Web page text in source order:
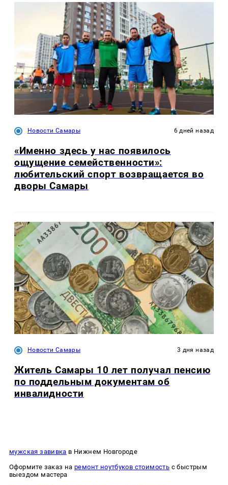
Новости Самары 6 дней назад
«Именно здесь у нас появилось
ощущение семейственности»:
любительский спорт возвращается во
дворы Самары
Новости Самары 3 дня назад
Житель Самары 10 лет получал пенсию
по поддельным документам об
инвалидности
мужская завивка в Нижнем Новгороде
Оформите заказ наремонт ноутбуков стоимость с быстрым
выездом мастера